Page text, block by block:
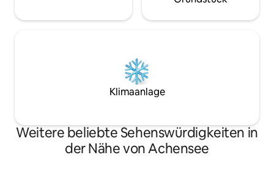
Klimaanlage
Weitere beliebte Sehenswürdigkeiten in
der Nähe von Achensee